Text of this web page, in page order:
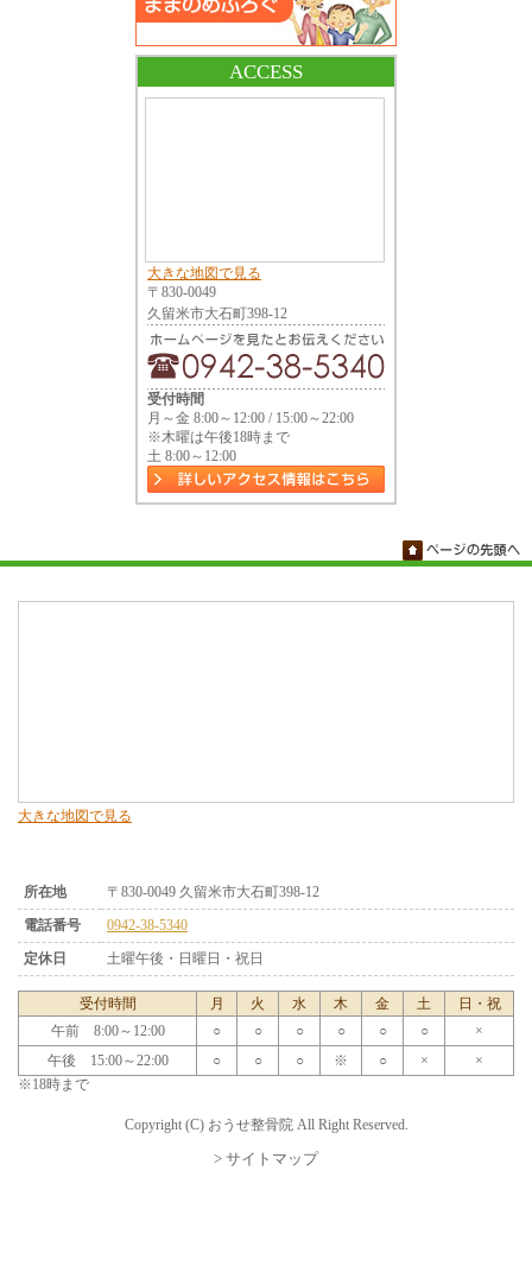
ACCESS
大きな地図で見る
〒830-0049
久留米市大石町398-12
受付時間
月～金 8:00～12:00 / 15:00～22:00
※木曜は午後18時まで
土 8:00～12:00
大きな地図で見る
所在地
〒830-0049 久留米市大石町398-12
電話番号
0942-38-5340
定休日
土曜午後・日曜日・祝日
受付時間 月 火 水 木 金 土
日・祝
午前 8:00～12:00
○ ○ ○ ○ ○ ○
×
午後 15:00～22:00
○ ○ ○ ※ ○ ×
×
※18時まで
Copyright (C) おうせ整骨院 All Right Reserved.
> サイトマップ